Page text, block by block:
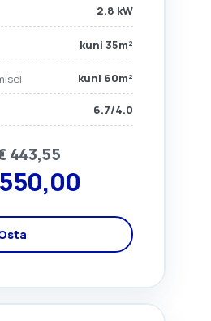
2.8 kW
kuni 35m²
kuni 60m²
6.7/4.0
443,55